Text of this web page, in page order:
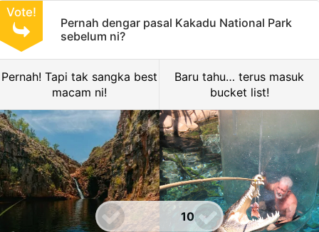
Pernah dengar pasal Kakadu National Park
sebelum ni?
Vote!
Pernah! Tapi tak sangka best
macam ni!
Baru tahu… terus masuk
bucket list!
10